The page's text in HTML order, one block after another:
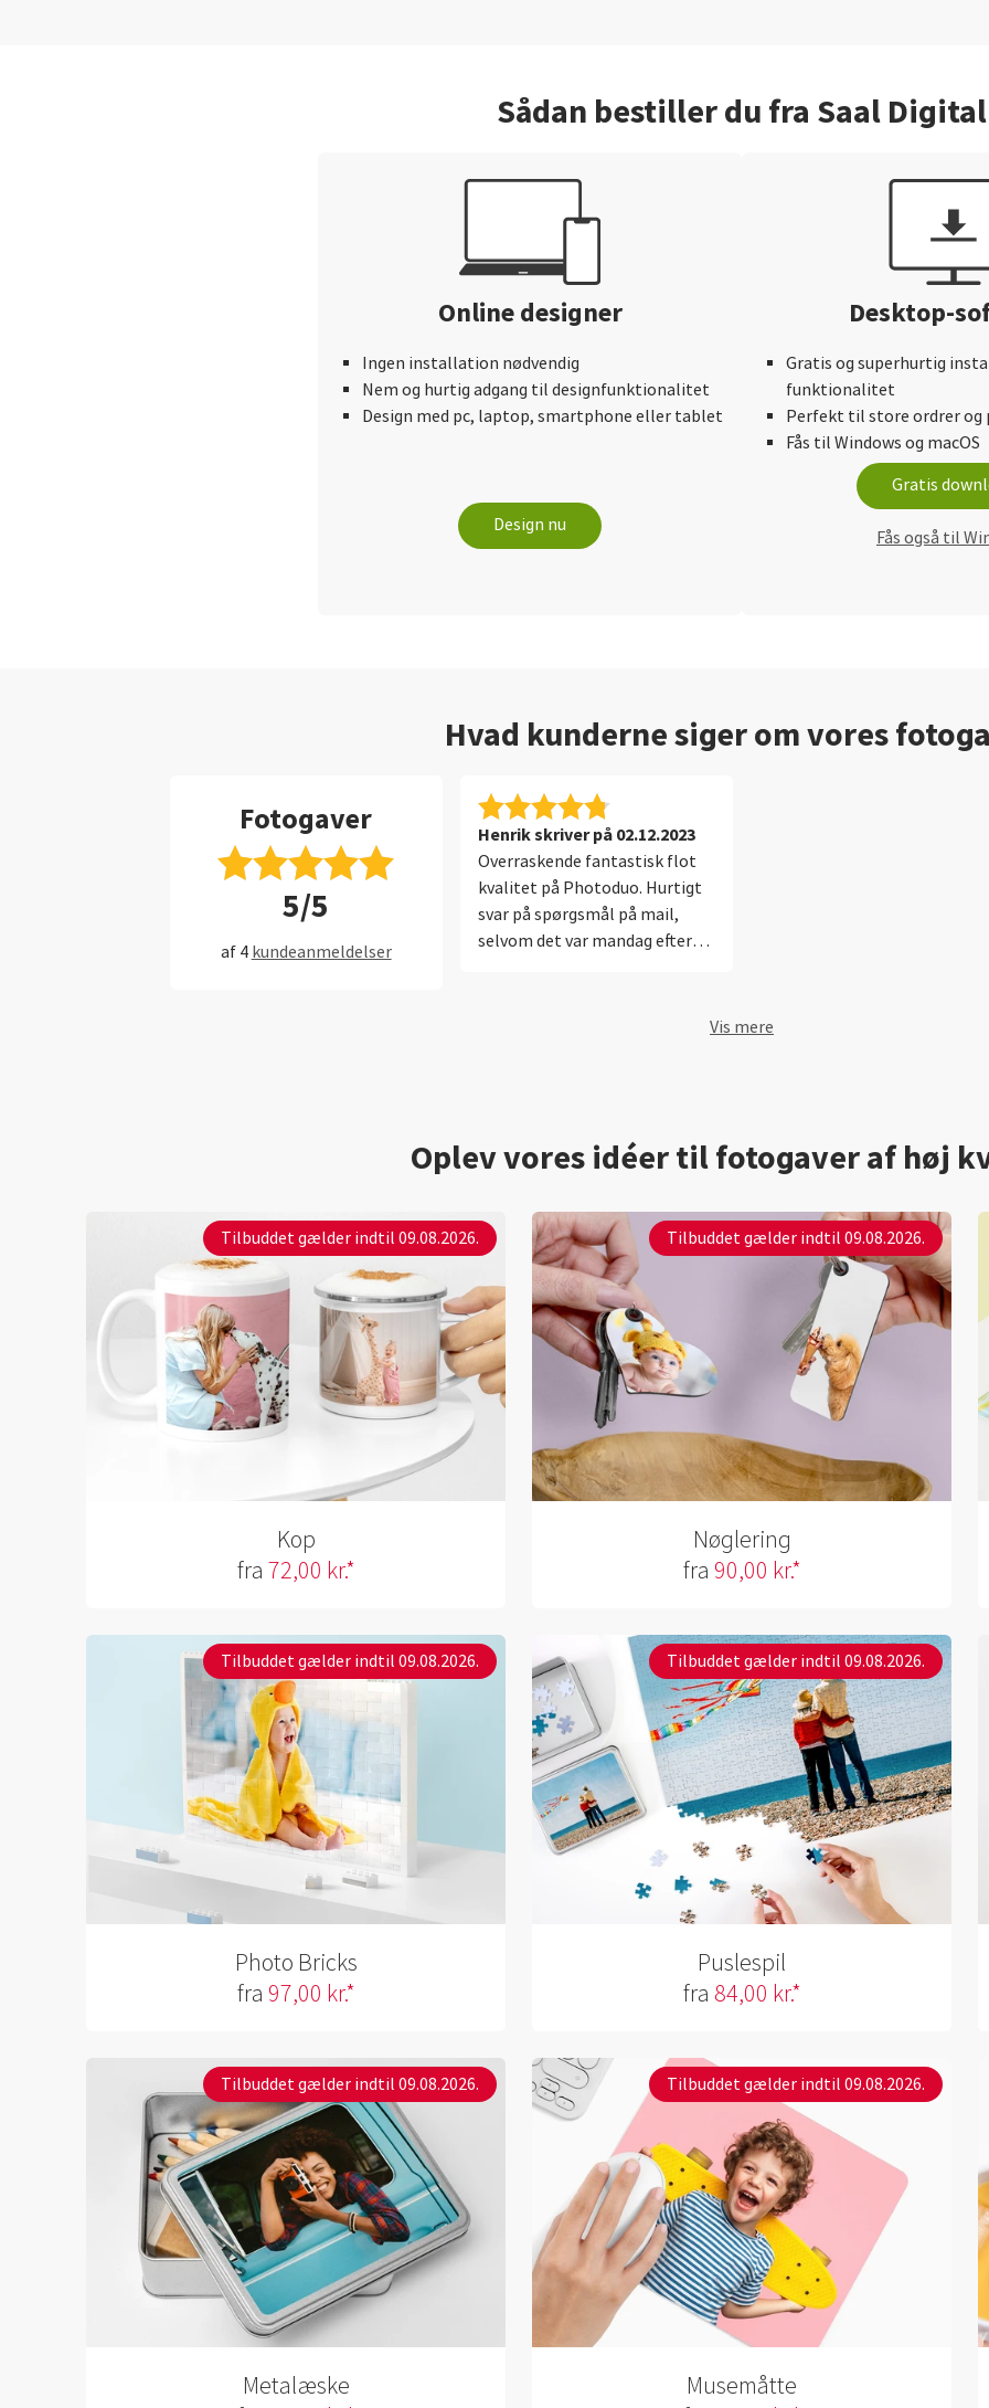
Sådan bestiller du fra Saal Digital
Online designer
Ingen installation nødvendig
Nem og hurtig adgang til designfunktionalitet
Design med pc, laptop, smartphone eller tablet
Design nu
Desktop-
Gratis og superhurtig
funktionalitet
Perfekt til store ordrer og
Fås til Windows og macOS
Gratis
Fås også til
Hvad kunderne siger om vores
Fotogaver
5/5
af 4 kundeanmeldelser
Henrik skriver på 02.12.2023
Overraskende fantastisk flot
kvalitet på Photoduo. Hurtigt
svar på spørgsmål på mail,
selvom det var mandag efter
Vis mere
Oplev vores idéer til fotogaver af høj
Tilbuddet gælder indtil 09.08.2026.
Kop
fra 72,00 kr.*
Tilbuddet gælder indtil 09.08.2026.
Nøglering
fra 90,00 kr.*
Tilbuddet gælder indtil 09.08.2026.
Photo Bricks
fra 97,00 kr.*
Tilbuddet gælder indtil 09.08.2026.
Puslespil
fra 84,00 kr.*
Tilbuddet gælder indtil 09.08.2026.
Metalæske
Tilbuddet gælder indtil 09.08.2026.
Musemåtte